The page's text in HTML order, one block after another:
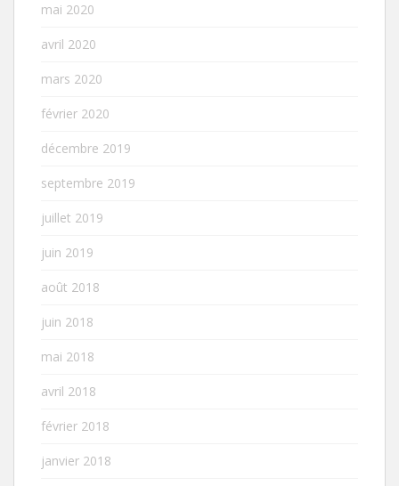
mai 2020
avril 2020
mars 2020
février 2020
décembre 2019
septembre 2019
juillet 2019
juin 2019
août 2018
juin 2018
mai 2018
avril 2018
février 2018
janvier 2018